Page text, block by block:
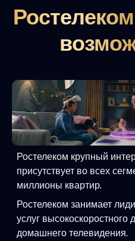
Ростелеком крупный
присутствует во всех
миллионы квартир.
Ростелеком занимает
услуг высокоскоростного
домашнего телевидения.